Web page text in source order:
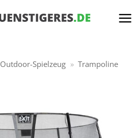
Outdoor-Spielzeug » Trampoline